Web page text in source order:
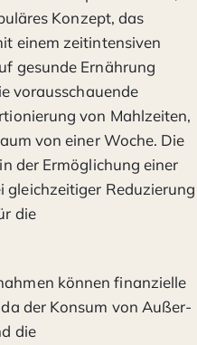
Konzept, das
einem zeitintensiven
gesunde Ernährung
vorausschauende
von Mahlzeiten,
von einer Woche. Die
der Ermöglichung einer
gleichzeitiger Reduzierung
die
können finanzielle
der Konsum von Außer-
die